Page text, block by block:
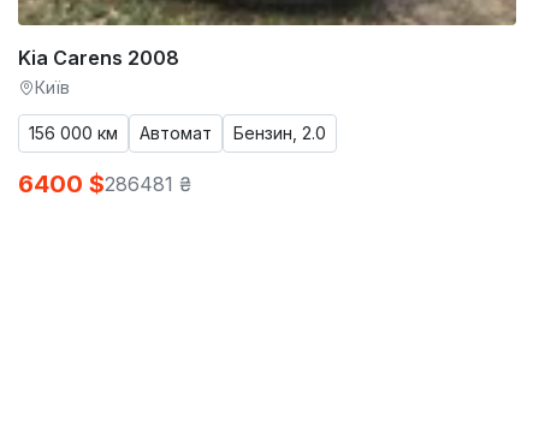
Kia Carens 2008
Київ
156 000 км Автомат Бензин, 2.0
6400 $286481 ₴